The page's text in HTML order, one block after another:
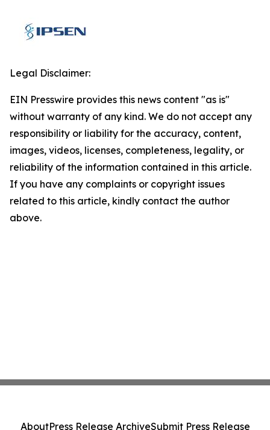
Legal Disclaimer:
EIN Presswire provides this news content "as is"
without warranty of any kind. We do not accept any
responsibility or liability for the accuracy, content,
images, videos, licenses, completeness, legality, or
reliability of the information contained in this article.
If you have any complaints or copyright issues
related to this article, kindly contact the author
above.
AboutPress Release ArchiveSubmit Press Release